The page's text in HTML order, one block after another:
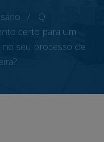
Q
certo para um
seu processo de